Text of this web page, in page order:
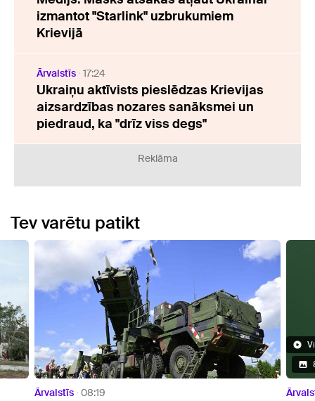
izmantot "Starlink" uzbrukumiem
Krievijā
Ārvalstīs 17:24
Ukraiņu aktīvists pieslēdzas Krievijas
aizsardzības nozares sanāksmei un
piedraud, ka "drīz viss degs"
Reklāma
Tev varētu patikt
Video
8 Attēli